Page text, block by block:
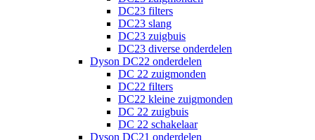
DC23 filters
DC23 slang
DC23 zuigbuis
DC23 diverse onderdelen
Dyson DC22 onderdelen
DC 22 zuigmonden
DC22 filters
DC22 kleine zuigmonden
DC 22 zuigbuis
DC 22 schakelaar
Dyson DC21 onderdelen